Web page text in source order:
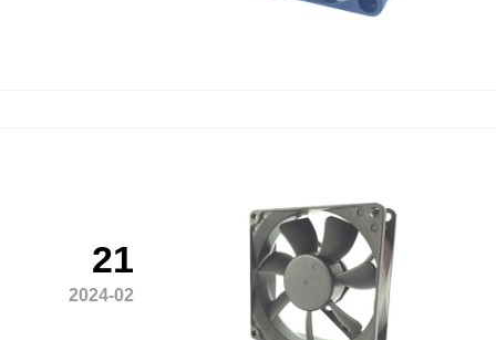
21
2024-02